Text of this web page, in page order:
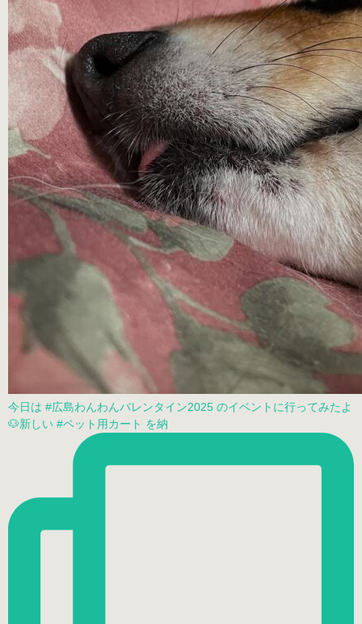
今日は #広島わんわんバレンタイン2025 のイベントに行ってみたよ
🐶新しい #ペット用カート を納